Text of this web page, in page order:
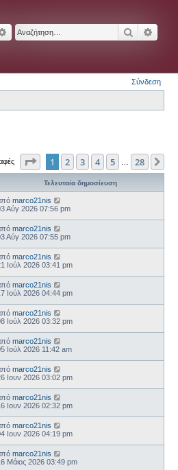
Ειδική αναζήτηση
Σύνδεση
Σελίδα1 από 28
1 2 3 4 5 28
Τελευταία δημοσίευση
marco21nis
Αύγ 2026 07:56 pm
marco21nis
Αύγ 2026 07:55 pm
marco21nis
Ιούλ 2026 03:41 pm
marco21nis
Ιούλ 2026 04:44 pm
marco21nis
Ιούλ 2026 03:32 pm
marco21nis
Ιούλ 2026 11:42 am
marco21nis
Ιουν 2026 03:02 pm
marco21nis
Ιουν 2026 02:32 pm
marco21nis
Ιουν 2026 04:19 pm
marco21nis
Μάιος 2026 03:49 pm